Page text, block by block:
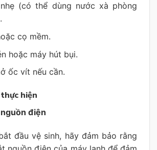
(có thể dùng nước xà phòng
cọ mềm.
hoặc máy hút bụi.
ốc vít nếu cần.
thực hiện
điện
đầu vệ sinh, hãy đảm bảo rằng